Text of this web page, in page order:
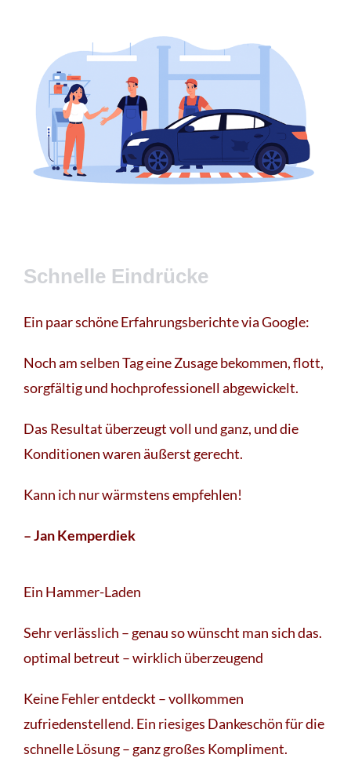
Schnelle Eindrücke
Ein paar schöne Erfahrungsberichte via Google:
Noch am selben Tag eine Zusage bekommen, flott,
sorgfältig und hochprofessionell abgewickelt.
Das Resultat überzeugt voll und ganz, und die
Konditionen waren äußerst gerecht.
Kann ich nur wärmstens empfehlen!
– Jan Kemperdiek
Ein Hammer-Laden
Sehr verlässlich – genau so wünscht man sich das.
optimal betreut – wirklich überzeugend
Keine Fehler entdeckt – vollkommen
zufriedenstellend. Ein riesiges Dankeschön für die
schnelle Lösung – ganz großes Kompliment.